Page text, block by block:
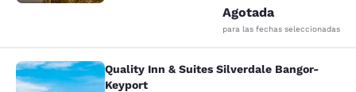
Agotada
para las fechas seleccionadas
Quality Inn & Suites Silverdale
Quality Inn & Suites Silverdale Bangor-
Keyport